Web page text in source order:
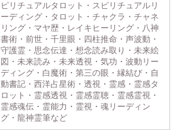
ピリチュアルタロット・スピリチュアルリ
ーディング・タロット・チャクラ・チャネ
リング・マヤ歴・レイキヒーリング・八神
書術・前世・千里眼・四柱推命・声波動・
守護霊・思念伝達・想念読み取り・未来絵
図・未来読み・未来透視・気功・波動リー
ディング・白魔術・第三の眼・縁結び・自
動書記・西洋占星術・透視・霊感・霊感タ
ロット・霊感透視・霊感霊聴・霊感霊視・
霊感魂伝・霊能力・霊視・魂リーディン
グ・龍神霊筆など